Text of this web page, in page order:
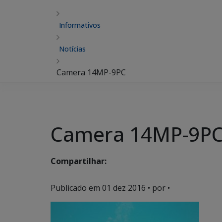
Informativos
Notícias
Camera 14MP-9PC
Camera 14MP-
Compartilhar:
Publicado em 01 dez 2016 • por •